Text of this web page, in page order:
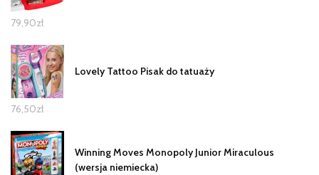
79,90zł
Lovely Tattoo Pisak do tatuaży
76,50zł
Winning Moves Monopoly Junior Miraculous
(wersja niemiecka)